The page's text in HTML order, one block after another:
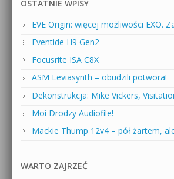
OSTATNIE WPISY
EVE Origin: więcej możliwości EXO.
Eventide H9 Gen2
Focusrite ISA C8X
ASM Leviasynth – obudzili potwora!
Dekonstrukcja: Mike Vickers,
Moi Drodzy Audiofile!
Mackie Thump 12v4 – pół żartem,
WARTO ZAJRZEĆ